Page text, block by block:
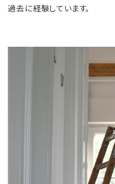
過去に経験しています。